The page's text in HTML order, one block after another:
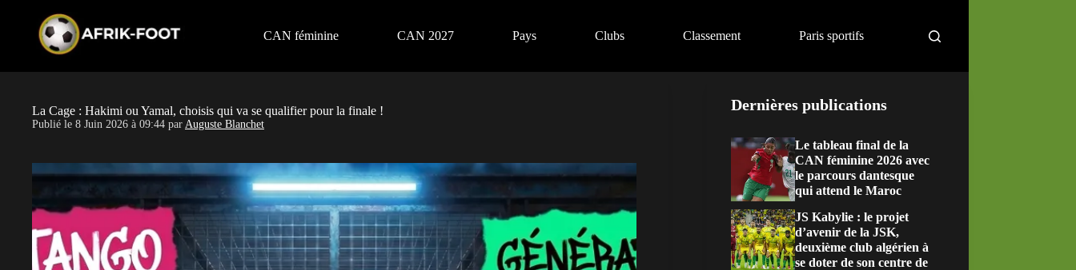
CAN féminine CAN 2027 Pays Clubs Classement Paris sportifs
La Cage : Hakimi ou Yamal, choisis qui va se qualifier pour la finale !
Publié le 8 Juin 2026 à 09:44 par Auguste Blanchet
Dernières publications
Le tableau final de la
CAN féminine 2026 avec
le parcours dantesque
qui attend le Maroc
JS Kabylie : le projet
d’avenir de la JSK,
deuxième club algérien à
se doter de son centre de